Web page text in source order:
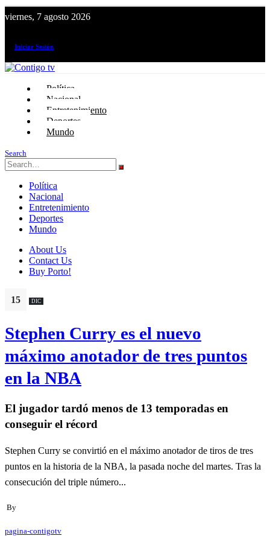
viernes, 7 agosto 2026
Iniciar Sesión
Política
Nacional
Entretenimiento
Deportes
Mundo
Search
Política
Nacional
Entretenimiento
Deportes
Mundo
About Us
Contact Us
Buy Porto!
15 DIC
Stephen Curry es el nuevo
máximo anotador de tres puntos
en la NBA
El jugador tardó menos de 13 temporadas en
conseguir el récord
Stephen Curry se convirtió en el máximo anotador de tiros de tres
puntos en la historia de la NBA, la pasada noche del martes. Tras la
consecución del triple número...
By
pagina-contigotv